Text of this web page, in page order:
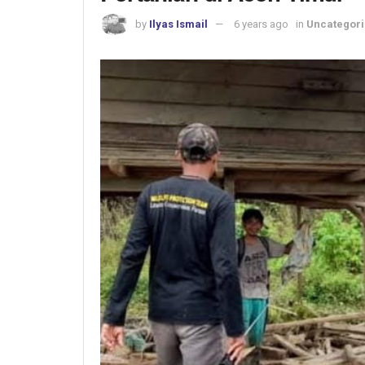
by Ilyas Ismail 6 years ago in